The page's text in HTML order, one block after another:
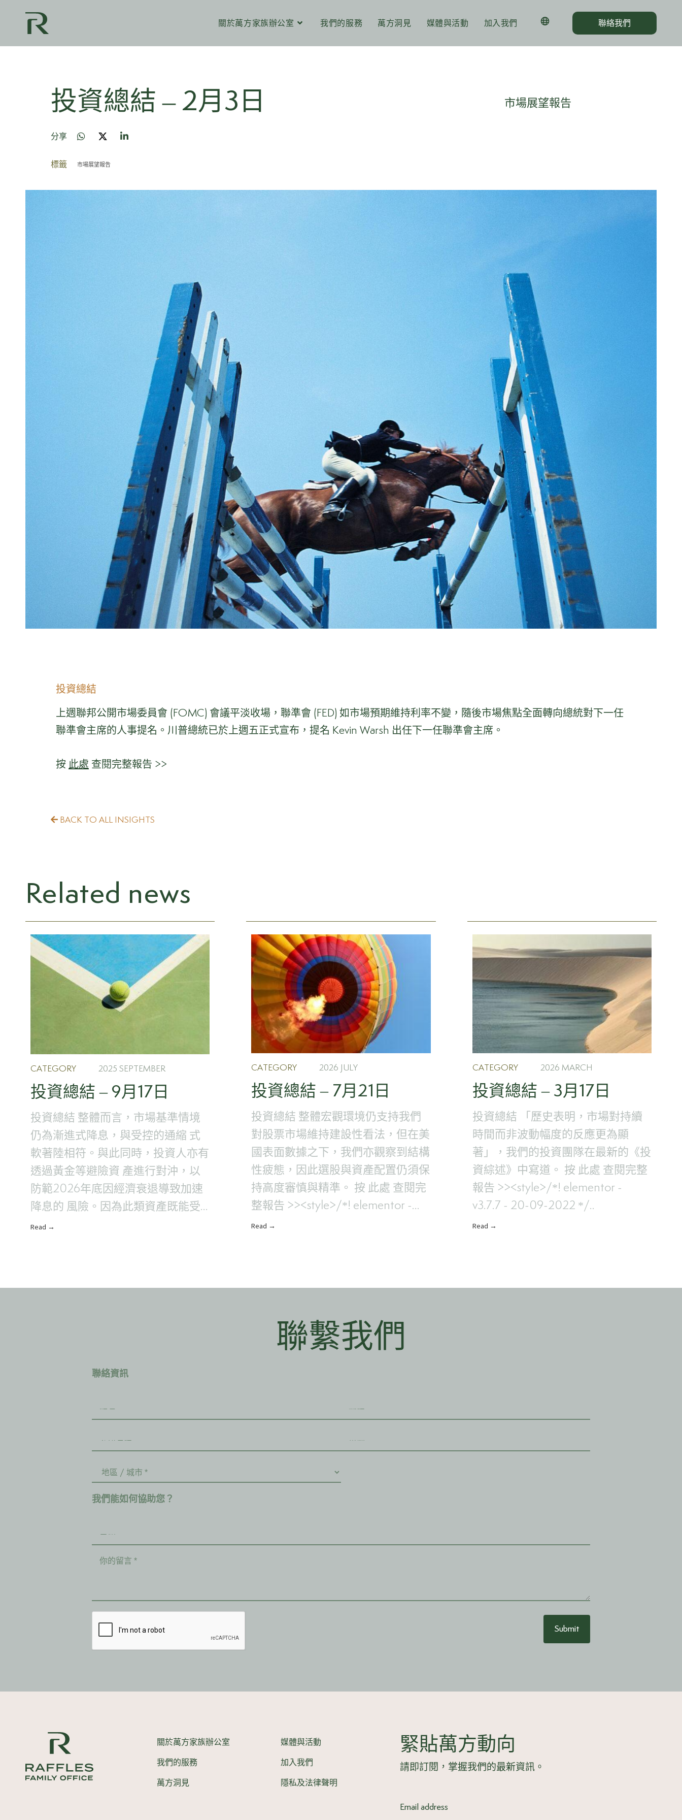
聯絡我們
關於萬方家族辦公室 我們的服務 萬方洞見 媒體與活動 加入我們
投資總結 – 2月3日
分享
市場展望報告
標籤 市場展望報告
投資總結
上週聯邦公開市場委員會 (FOMC) 會議平淡收場，聯準會 (FED) 如市場預期維持利率不變，隨後市場焦點全面轉向總統對下一任
聯準會主席的人事提名。川普總統已於上週五正式宣布，提名 Kevin Warsh 出任下一任聯準會主席。
按 此處 查閱完整報告 >>
BACK TO ALL INSIGHTS
Related news
CATEGORY 2025 SEPTEMBER
投資總結 – 9月17日
投資總結 整體而言，市場基準情境
仍為漸進式降息，與受控的通縮 式
軟著陸相符。與此同時，投資人亦有
透過黃金等避險資 產進行對沖，以
防範2026年底因經濟衰退導致加速
降息的 風險。因為此類資產既能受
惠於實質收益率下降，亦能從 風險
Read →
CATEGORY 2026 JULY
投資總結 – 7月21日
投資總結 整體宏觀環境仍支持我們
對股票市場維持建設性看法，但在美
國表面數據之下，我們亦觀察到結構
性疲態，因此選股與資產配置仍須保
持高度審慎與精準。 按 此處 查閱完
整報告 >><style>/*! elementor -
v3...
Read →
CATEGORY 2026 MARCH
投資總結 – 3月17日
投資總結 「歷史表明，市場對持續
時間而非波動幅度的反應更為顯
著」，我們的投資團隊在最新的《投
資綜述》中寫道。 按 此處 查閱完整
報告 >><style>/*! elementor -
v3.7.7 - 20-09-2022 */..
Read →
聯繫我們
聯絡資訊
我們能如何協助您？
Submit
關於萬方家族辦公室
我們的服務
萬方洞見
媒體與活動
加入我們
隱私及法律聲明
緊貼萬方動向
請即訂閱，掌握我們的最新資訊。